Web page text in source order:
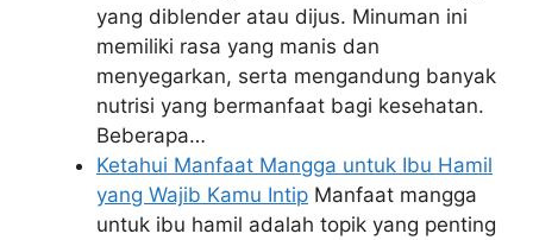
yang diblender atau dijus. Minuman ini
memiliki rasa yang manis dan
menyegarkan, serta mengandung banyak
nutrisi yang bermanfaat bagi kesehatan.
Beberapa…
Ketahui Manfaat Mangga untuk Ibu Hamil
yang Wajib Kamu Intip Manfaat mangga
untuk ibu hamil adalah topik yang penting